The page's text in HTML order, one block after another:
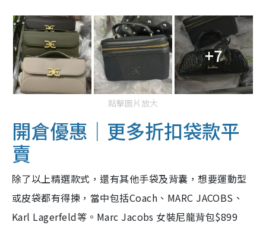
+7
點擊圖片放大
開倉優惠｜更多折扣袋款平
賣
除了以上精選款式，還有其他手袋及背囊，想要運動型
或皮袋都有得揀，當中包括Coach、MARC JACOBS、
Karl Lagerfeld等。Marc Jacobs 女裝尼龍背包$899